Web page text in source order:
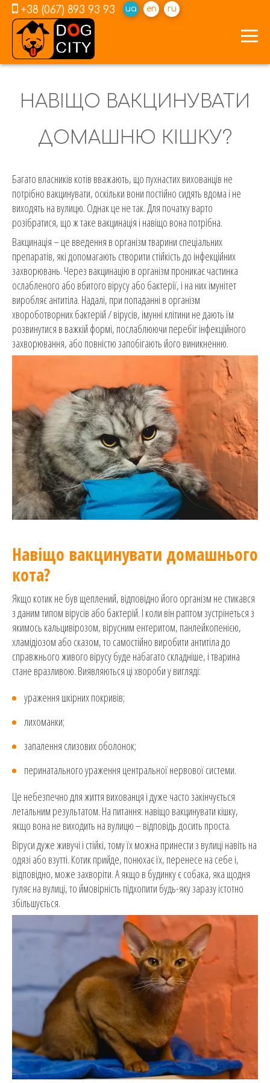
+38 (067) 893 93 93 ua en ru
НАВІЩО ВАКЦИНУВАТИ
ДОМАШНЮ КІШКУ?
Багато власників котів вважають, що пухнастих вихованців не
потрібно вакцинувати, оскільки вони постійно сидять вдома і не
виходять на вулицю. Однак це не так. Для початку варто
розібратися, що ж таке вакцинація і навіщо вона потрібна.
Вакцинація – це введення в організм тварини спеціальних
препаратів, які допомагають створити стійкість до інфекційних
захворювань. Через вакцинацію в організм проникає частинка
ослабленого або вбитого вірусу або бактерії, і на них імунітет
виробляє антитіла. Надалі, при попаданні в організм
хвороботворних бактерій / вірусів, імунні клітини не дають їм
розвинутися в важкій формі, послаблюючи перебіг інфекційного
захворювання, або повністю запобігають його виникненню.
Навіщо вакцинувати домашнього
кота?
Якщо котик не був щеплений, відповідно його організм не стикався
з даним типом вірусів або бактерій. І коли він раптом зустрінеться з
якимось кальцивірозом, вірусним ентеритом, панлейкопенією,
хламідіозом або сказом, то самостійно виробити антитіла до
справжнього живого вірусу буде набагато складніше, і тварина
стане вразливою. Виявляються ці хвороби у вигляді:
ураження шкірних покривів;
лихоманки;
запалення слизових оболонок;
перинатального ураження центральної нервової системи.
Це небезпечно для життя вихованця і дуже часто закінчується
летальним результатом. На питання: навіщо вакцинувати кішку,
якщо вона не виходить на вулицю – відповідь досить проста.
Віруси дуже живучі і стійкі, тому їх можна принести з вулиці навіть на
одязі або взутті. Котик прийде, понюхає їх, перенесе на себе і,
відповідно, може захворіти. А якщо в будинку є собака, яка щодня
гуляє на вулиці, то ймовірність підхопити будь-яку заразу істотно
збільшується.